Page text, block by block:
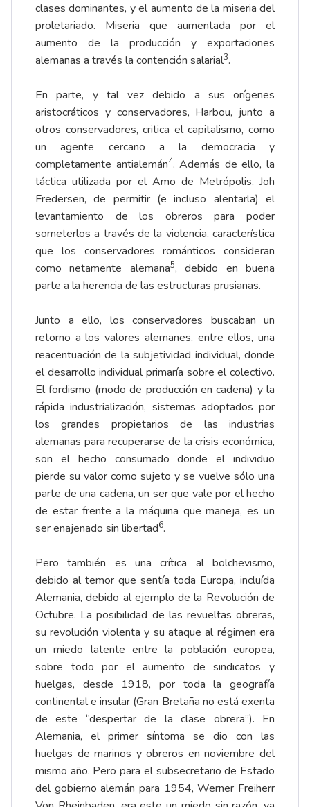
clases dominantes, y el aumento de la miseria del
proletariado. Miseria que aumentada por el
aumento de la producción y exportaciones
alemanas a través la contención salarial3.
En parte, y tal vez debido a sus orígenes
aristocráticos y conservadores, Harbou, junto a
otros conservadores, critica el capitalismo, como
un agente cercano a la democracia y
completamente antialemán4. Además de ello, la
táctica utilizada por el Amo de Metrópolis, Joh
Fredersen, de permitir (e incluso alentarla) el
levantamiento de los obreros para poder
someterlos a través de la violencia, característica
que los conservadores románticos consideran
como netamente alemana5, debido en buena
parte a la herencia de las estructuras prusianas.
Junto a ello, los conservadores buscaban un
retorno a los valores alemanes, entre ellos, una
reacentuación de la subjetividad individual, donde
el desarrollo individual primaría sobre el colectivo.
El fordismo (modo de producción en cadena) y la
rápida industrialización, sistemas adoptados por
los grandes propietarios de las industrias
alemanas para recuperarse de la crisis económica,
son el hecho consumado donde el individuo
pierde su valor como sujeto y se vuelve sólo una
parte de una cadena, un ser que vale por el hecho
de estar frente a la máquina que maneja, es un
ser enajenado sin libertad6.
Pero también es una crítica al bolchevismo,
debido al temor que sentía toda Europa, incluída
Alemania, debido al ejemplo de la Revolución de
Octubre. La posibilidad de las revueltas obreras,
su revolución violenta y su ataque al régimen era
un miedo latente entre la población europea,
sobre todo por el aumento de sindicatos y
huelgas, desde 1918, por toda la geografía
continental e insular (Gran Bretaña no está exenta
de este “despertar de la clase obrera”). En
Alemania, el primer síntoma se dio con las
huelgas de marinos y obreros en noviembre del
mismo año. Pero para el subsecretario de Estado
del gobierno alemán para 1954, Werner Freiherr